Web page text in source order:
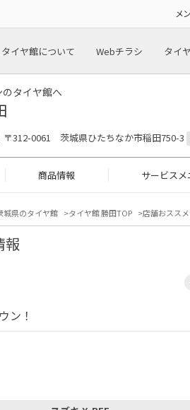
メ
タイヤ館について Webチラシ タイヤ
タイヤ館へ
〒312-0061 茨城県ひたちなか市稲田750-3
商品情報 サービスメ
城県のタイヤ館 タイヤ館 勝田TOP 店舗おスス
報
ン！